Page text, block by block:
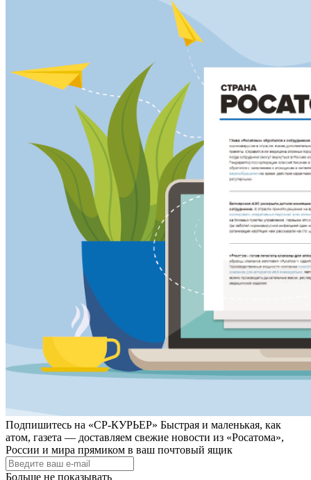
Подпишитесь на «СР-КУРЬЕР» Быстрая и маленькая, как
атом, газета — доставляем свежие новости из «Росатома»,
России и мира прямиком в ваш почтовый ящик
Больше не показывать